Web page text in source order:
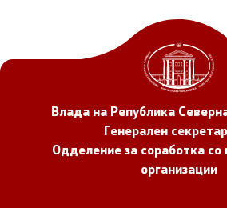
Спроведување на стратегија
Влада на Република
Генерален
Одделение за соработка со
организации